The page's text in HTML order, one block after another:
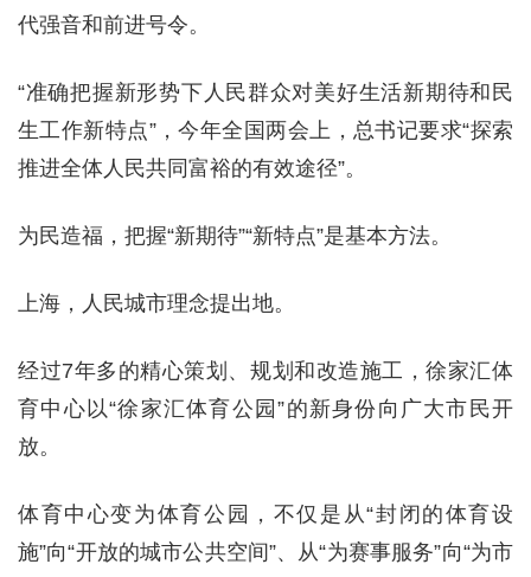
代强音和前进号令。
“准确把握新形势下人民群众对美好生活新期待和民
生工作新特点”，今年全国两会上，总书记要求“探索
推进全体人民共同富裕的有效途径”。
为民造福，把握“新期待”“新特点”是基本方法。
上海，人民城市理念提出地。
经过7年多的精心策划、规划和改造施工，徐家汇体
育中心以“徐家汇体育公园”的新身份向广大市民开
放。
体育中心变为体育公园，不仅是从“封闭的体育设
施”向“开放的城市公共空间”、从“为赛事服务”向“为市